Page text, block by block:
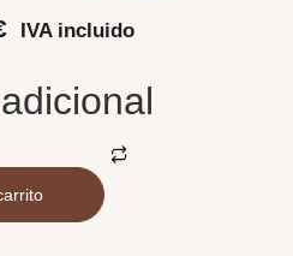
IVA incluido